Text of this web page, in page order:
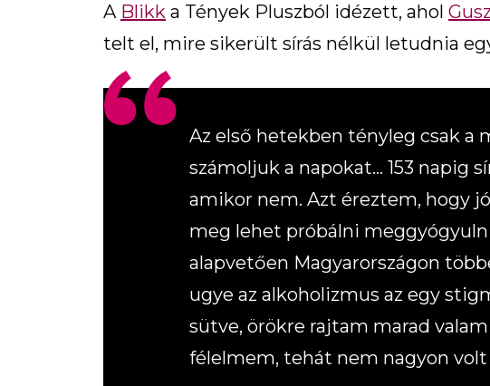
A Blikk a Tények Pluszból idézett, ahol
telt el, mire sikerült sírás nélkül letudnia
Az első hetekben tényleg csak a
számoljuk a napokat… 153 napig
amikor nem. Azt éreztem, hogy
meg lehet próbálni
alapvetően Magyarországon
ugye az alkoholizmus az egy
sütve, örökre rajtam marad
félelmem, tehát nem nagyon